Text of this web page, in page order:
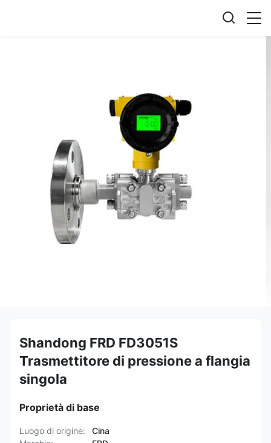
Shandong FRD FD3051S
Trasmettitore di pressione a flangia
singola
Proprietà di base
Luogo di origine:
Cina